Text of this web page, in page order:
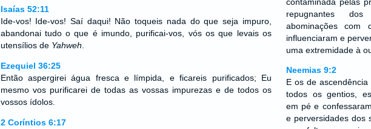
Isaías 52:11
Ide-vos! Ide-vos! Saí daqui! Não toqueis nada do que seja impuro,
abandonai tudo o que é imundo, purificai-vos, vós os que levais os
utensílios de Yahweh
Ezequiel 36:25
Então aspergirei água fresca e límpida, e ficareis purificados; Eu
mesmo vos purificarei de todas as vossas impurezas e de todos os
vossos ídolos.
2 Coríntios 6:17
repugnantes
abominações com
influenciaram e
uma extremidade à
Neemias 9:2
E os de
todos os gentios,
em pé e
e perversidades dos